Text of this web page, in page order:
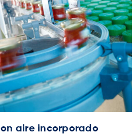
aire incorporado